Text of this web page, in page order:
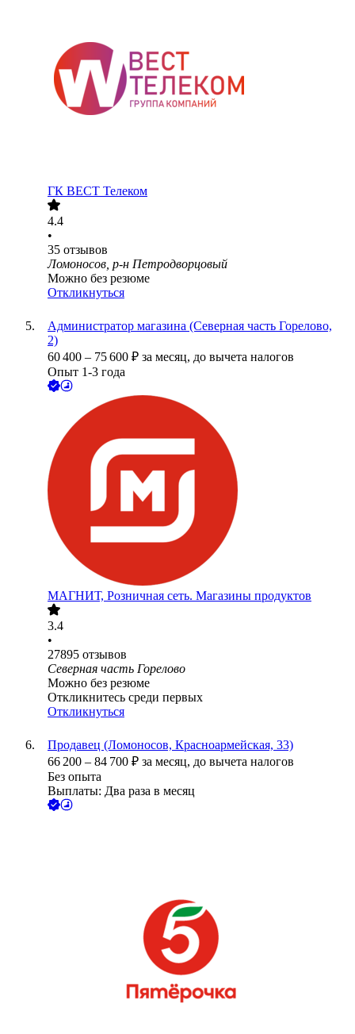
ГК ВЕСТ Телеком
4.4
•
35 отзывов
Ломоносов, р-н Петродворцовый
Можно без резюме
Откликнуться
Администратор магазина (Северная часть Горелово,
2)
60 400 – 75 600 ₽ за месяц, до вычета налогов
Опыт 1-3 года
МАГНИТ, Розничная сеть. Магазины продуктов
3.4
•
27895 отзывов
Северная часть Горелово
Можно без резюме
Откликнитесь среди первых
Откликнуться
Продавец (Ломоносов, Красноармейская, 33)
66 200 – 84 700 ₽ за месяц, до вычета налогов
Без опыта
Выплаты: Два раза в месяц